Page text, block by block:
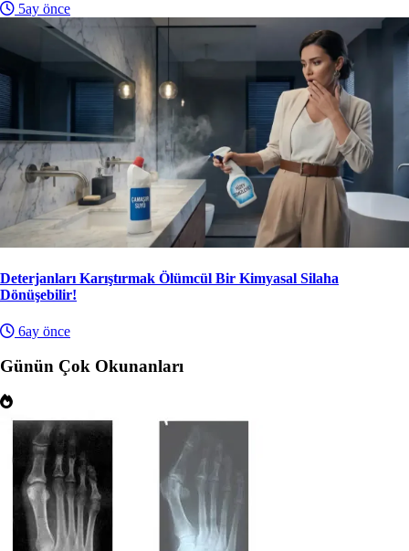
5ay önce
Deterjanları Karıştırmak Ölümcül Bir Kimyasal Silaha
Dönüşebilir!
6ay önce
Günün Çok Okunanları